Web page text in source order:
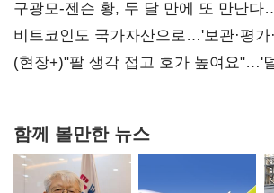
사과부터"
구광모-젠슨 황, 두 달 만에 또 만난다
비트코인도 국가자산으로…'보관·평가
숙제
(현장+)"팔 생각 접고 호가 높여요"…'
함께 볼만한 뉴스